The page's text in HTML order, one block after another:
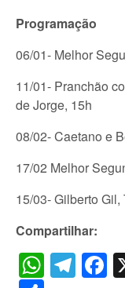
Programação
06/01- Melhor
11/01- Pranchão
de Jorge, 15h
08/02- Caetano e
17/02 Melhor
15/03- Gilberto Gil,
Compartilhar: